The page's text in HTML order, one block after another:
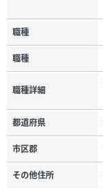
職種
職種
職種詳細
都道府県
市区郡
その他住所